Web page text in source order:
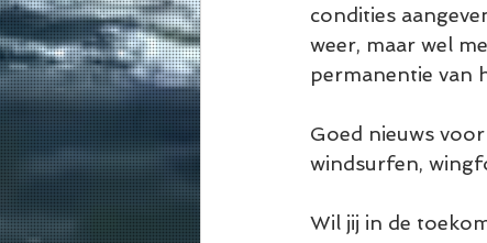
condities
weer, maar wel
permanentie van
Goed nieuws
windsurfen,
Wil jij in de